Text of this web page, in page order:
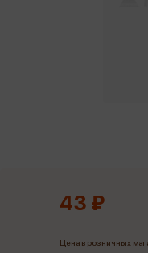
43 ₽
Цена в розничных